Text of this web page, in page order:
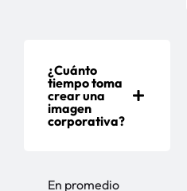
¿Cuánto
tiempo toma
crear una
imagen
corporativa?
En promedio